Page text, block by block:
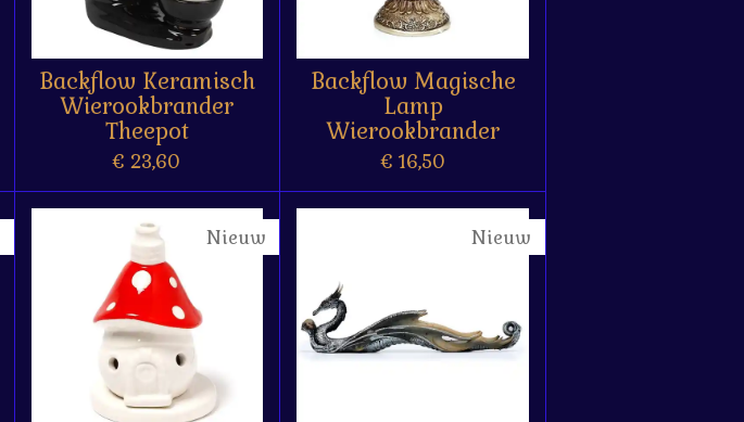
Backflow Keramisch
Wierookbrander
Theepot
€ 23,60
Backflow Magische
Lamp
Wierookbrander
€ 16,50
Nieuw Nieuw